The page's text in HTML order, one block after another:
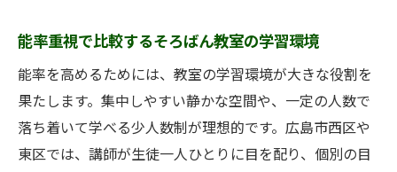
能率重視で比較するそろばん教室の学習環境
能率を高めるためには、教室の学習環境が大きな役割を
果たします。集中しやすい静かな空間や、一定の人数で
落ち着いて学べる少人数制が理想的です。広島市西区や
東区では、講師が生徒一人ひとりに目を配り、個別の目